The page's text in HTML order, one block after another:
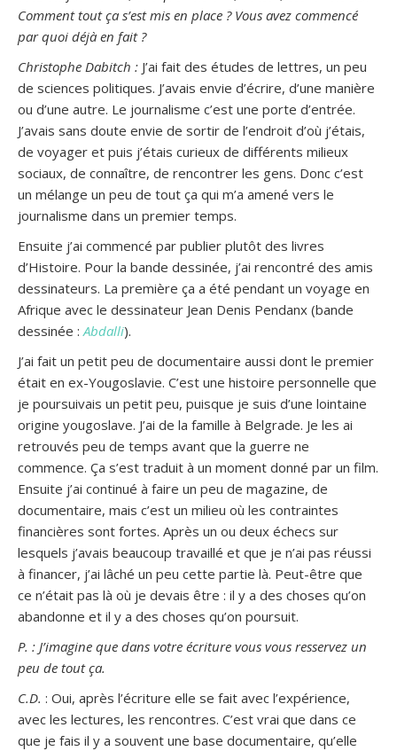
Comment tout ça s’est mis en place ? Vous avez commencé
par quoi déjà en fait ?
Christophe Dabitch : J’ai fait des études de lettres, un peu
de sciences politiques. J’avais envie d’écrire, d’une manière
ou d’une autre. Le journalisme c’est une porte d’entrée.
J’avais sans doute envie de sortir de l’endroit d’où j’étais,
de voyager et puis j’étais curieux de différents milieux
sociaux, de connaître, de rencontrer les gens. Donc c’est
un mélange un peu de tout ça qui m’a amené vers le
journalisme dans un premier temps.
Ensuite j’ai commencé par publier plutôt des livres
d’Histoire. Pour la bande dessinée, j’ai rencontré des amis
dessinateurs. La première ça a été pendant un voyage en
Afrique avec le dessinateur Jean Denis Pendanx (bande
dessinée : Abdalli).
J’ai fait un petit peu de documentaire aussi dont le premier
était en ex-Yougoslavie. C’est une histoire personnelle que
je poursuivais un petit peu, puisque je suis d’une lointaine
origine yougoslave. J’ai de la famille à Belgrade. Je les ai
retrouvés peu de temps avant que la guerre ne
commence. Ça s’est traduit à un moment donné par un film.
Ensuite j’ai continué à faire un peu de magazine, de
documentaire, mais c’est un milieu où les contraintes
financières sont fortes. Après un ou deux échecs sur
lesquels j’avais beaucoup travaillé et que je n’ai pas réussi
à financer, j’ai lâché un peu cette partie là. Peut-être que
ce n’était pas là où je devais être : il y a des choses qu’on
abandonne et il y a des choses qu’on poursuit.
P. : J’imagine que dans votre écriture vous vous resservez un
peu de tout ça.
C.D. : Oui, après l’écriture elle se fait avec l’expérience,
avec les lectures, les rencontres. C’est vrai que dans ce
que je fais il y a souvent une base documentaire, qu’elle